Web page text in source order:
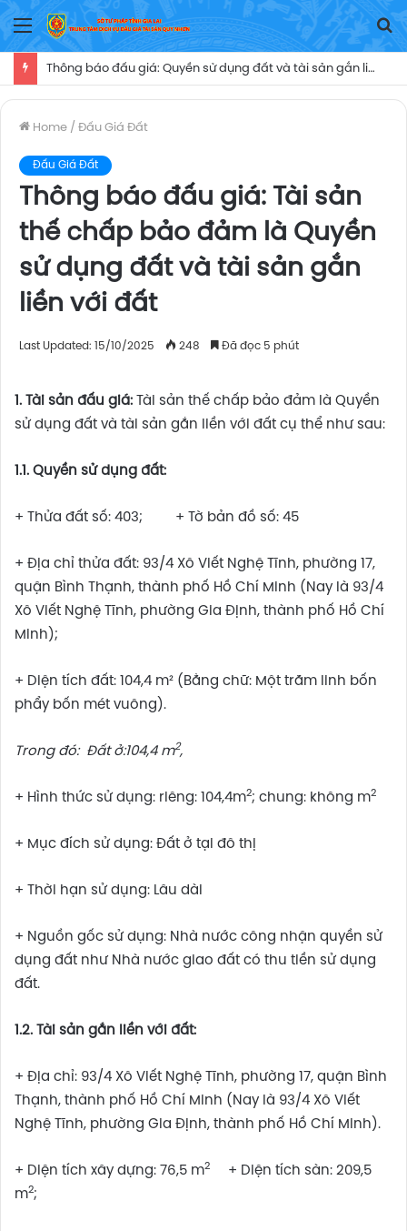
Menu
Home / Đấu Giá Đất
Đấu Giá Đất
Thông báo đấu giá: Tài sản
thế chấp bảo đảm là Quyền
sử dụng đất và tài sản gắn
liền với đất
Last Updated: 15/10/2025 248 Đã đọc 5 phút
1. Tài sản đấu giá: Tài sản thế chấp bảo đảm là Quyền
sử dụng đất và tài sản gắn liền với đất cụ thể như sau:
1.1. Quyền sử dụng đất:
+ Thửa đất số: 403; + Tờ bản đồ số: 45
+ Địa chỉ thửa đất: 93/4 Xô Viết Nghệ Tĩnh, phường 17,
quận Bình Thạnh, thành phố Hồ Chí Minh (Nay là 93/4
Xô Viết Nghệ Tĩnh, phường Gia Định, thành phố Hồ Chí
Minh);
+ Diện tích đất: 104,4 m² (Bằng chữ: Một trăm linh bốn
phẩy bốn mét vuông).
Trong đó: Đất ở:104,4 m2,
+ Hình thức sử dụng: riêng: 104,4m2; chung: không m2
+ Mục đích sử dụng: Đất ở tại đô thị
+ Thời hạn sử dụng: Lâu dài
+ Nguồn gốc sử dụng: Nhà nước công nhận quyền sử
dụng đất như Nhà nước giao đất có thu tiền sử dụng
đất.
1.2. Tài sản gắn liền với đất:
+ Địa chỉ: 93/4 Xô Viết Nghệ Tĩnh, phường 17, quận Bình
Thạnh, thành phố Hồ Chí Minh (Nay là 93/4 Xô Viết
Nghệ Tĩnh, phường Gia Định, thành phố Hồ Chí Minh).
+ Diện tích xây dựng: 76,5 m2
+ Diện tích sàn: 209,5
m2;